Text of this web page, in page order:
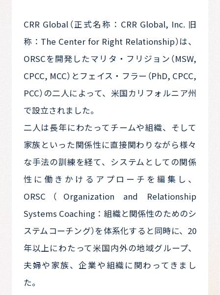
CRR Global（正式名称：CRR Global, Inc. 旧
称：The Center for Right Relationship）は、
ORSCを開発したマリタ・フリジョン（MSW,
CPCC, MCC）とフェイス・フラー（PhD, CPCC,
PCC）の二人によって、米国カリフォルニア州
で設立されました。
二人は長年にわたってチームや組織、そして
家族といった関係性に直接関わりながら様々
な手法の訓練を経て、システムとしての関係
性に働きかけるアプローチを編集し、
ORSC（Organization and Relationship
Systems Coaching：組織と関係性のためのシ
ステムコーチング）を体系化すると同時に、20
年以上にわたって米国内外の地域グループ、
夫婦や家族、企業や組織に関わってきまし
た。